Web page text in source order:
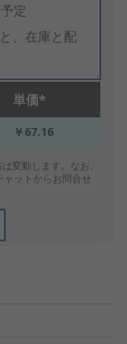
定
、在庫と配
単価*
￥67.16
変動します。なお、
ットからお問合せ